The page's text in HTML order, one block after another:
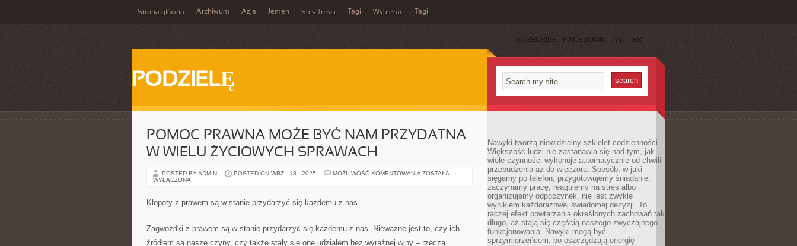
Strona główna Archiwum Azja Jemen Spis Treści Tagi Wybierać Tagi
SUBSCRIBE FACEBOOK TWITTER
PODZIELĘ
POMOC PRAWNA MOŻE BYĆ NAM PRZYDATNA
W WIELU ŻYCIOWYCH SPRAWACH
POSTED BY ADMIN POSTED ON WRZ - 18 - 2025 MOŻLIWOŚĆ KOMENTOWANIA POMOC
ŻYCIOWYCH
SPRAWACH
ZOSTAŁA
WYŁĄCZONA
Kłopoty z prawem są w stanie przydarzyć się każdemu z nas
Zagwozdki z prawem są w stanie przydarzyć się każdemu z nas. Nieważne jest to, czy ich
źródłem są nasze czyny, czy także stały się one udziałem bez wyraźnej winy – rzeczą
Nawyki tworzą niewidzialny szkielet codzienności.
Większość ludzi nie zastanawia się nad tym, jak
wiele czynności wykonuje automatycznie od chwili
przebudzenia aż do wieczora. Sposób, w jaki
sięgamy po telefon, przygotowujemy śniadanie,
zaczynamy pracę, reagujemy na stres albo
organizujemy odpoczynek, nie jest zwykle
wynikiem każdorazowej świadomej decyzji. To
raczej efekt powtarzania określonych zachowań tak
długo, aż stają się częścią naszego zwyczajnego
funkcjonowania. Nawyki mogą być
sprzymierzeńcem, bo oszczędzają energię